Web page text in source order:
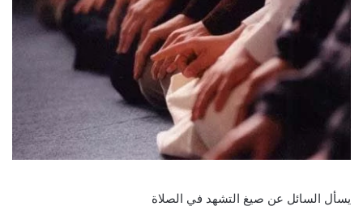
يسأل السائل عن صيغ التشهد في الصلاة